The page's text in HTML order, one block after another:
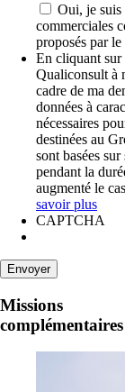
Oui, je suis
commerciales
proposés par
En cliquant
Qualiconsult à
cadre de ma
données à
nécessaires
destinées au
sont basées
pendant la
augmenté le
savoir plus
CAPTCHA
Missions
complémentaires